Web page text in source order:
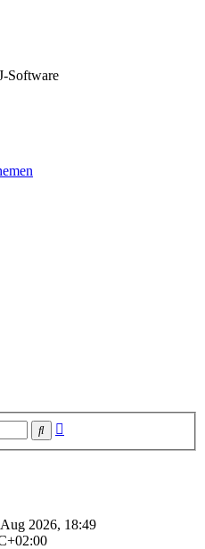
Software
Suche
2026, 18:49